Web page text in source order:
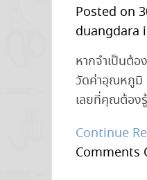
Posted on
duangdara
หากจำเป็นต้
วัดค่าอุณหภูมิ
เลยที่คุณต้อง
Continue
Comments